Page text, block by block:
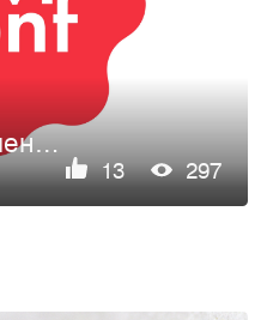
FAVICONF — Фирменный стиль
13 297